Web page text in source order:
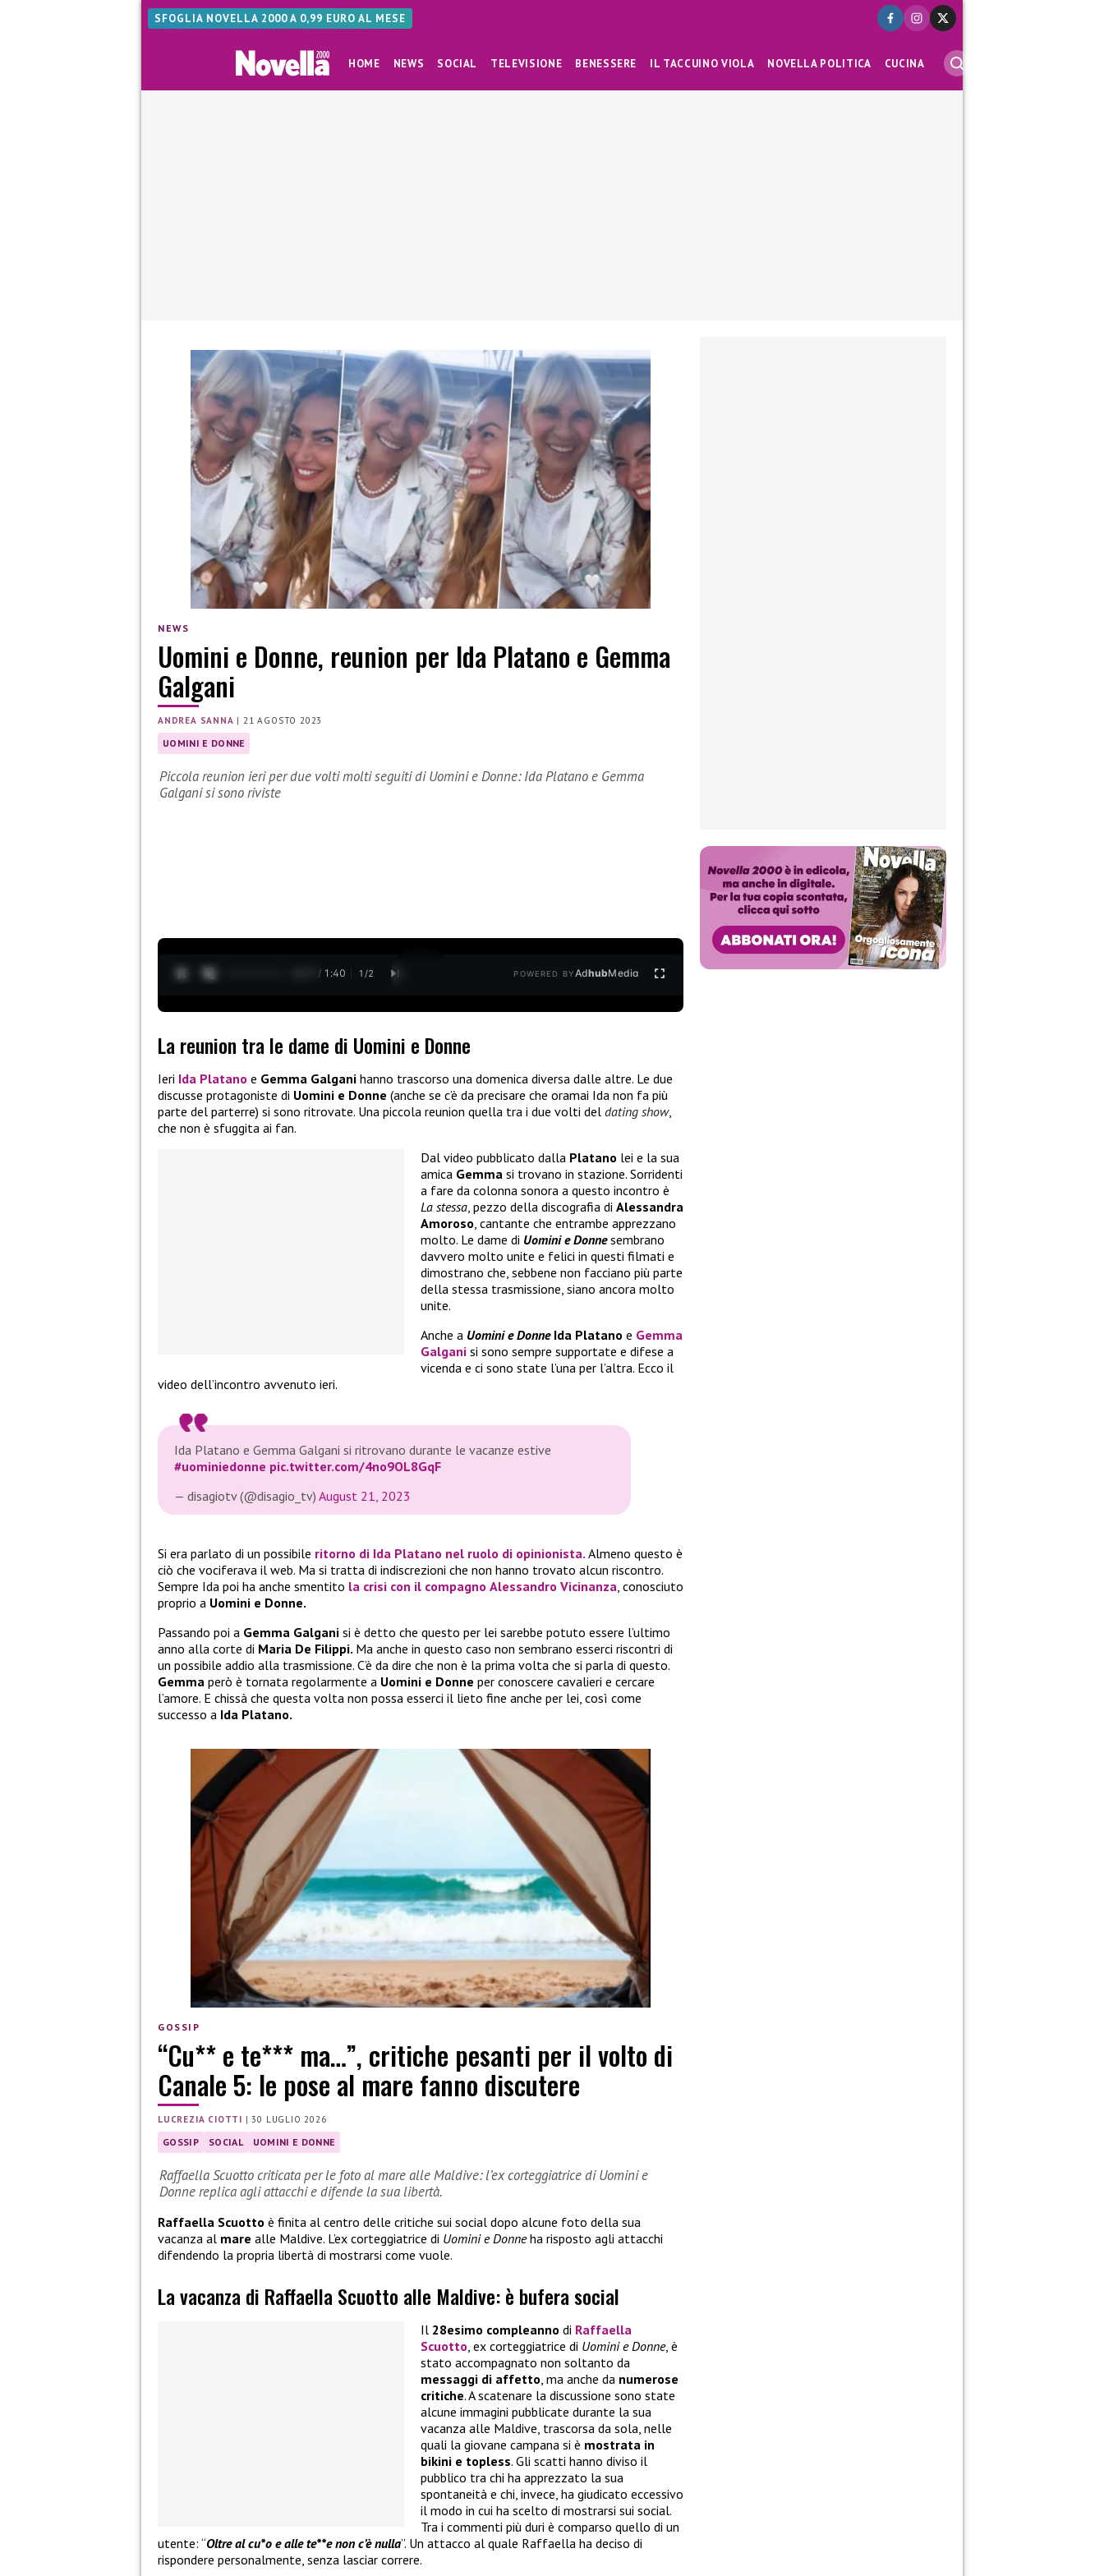
SFOGLIA NOVELLA 2000 A 0,99 EURO AL MESE
HOME NEWS SOCIAL TELEVISIONE BENESSERE IL TACCUINO VIOLA NOVELLA POLITICA CUCINA
NEWS
Uomini e Donne, reunion per Ida Platano e Gemma
Galgani
ANDREA SANNA |21 AGOSTO 2023
UOMINI E DONNE
Piccola reunion ieri per due volti molti seguiti di Uomini e Donne: Ida Platano e Gemma
Galgani si sono riviste
0:28 / 1:40 1 /2 POWERED BYAdhubMedia
La reunion tra le dame di Uomini e Donne
Ieri Ida Platano e Gemma Galgani hanno trascorso una domenica diversa dalle altre. Le due
discusse protagoniste di Uomini e Donne (anche se c’è da precisare che oramai Ida non fa più
parte del parterre) si sono ritrovate. Una piccola reunion quella tra i due volti del dating show,
che non è sfuggita ai fan.
Dal video pubblicato dalla Platano lei e la sua
amica Gemma si trovano in stazione. Sorridenti
a fare da colonna sonora a questo incontro è
La stessa, pezzo della discografia di Alessandra
Amoroso, cantante che entrambe apprezzano
molto. Le dame di Uomini e Donnesembrano
davvero molto unite e felici in questi filmati e
dimostrano che, sebbene non facciano più parte
della stessa trasmissione, siano ancora molto
unite.
Anche a Uomini e Donne Ida Platano e Gemma
Galgani si sono sempre supportate e difese a
vicenda e ci sono state l’una per l’altra. Ecco il
video dell’incontro avvenuto ieri.
Ida Platano e Gemma Galgani si ritrovano durante le vacanze estive
#uominiedonne pic.twitter.com/4no9OL8GqF
— disagiotv (@disagio_tv) August 21, 2023
Si era parlato di un possibile ritorno di Ida Platano nel ruolo di opinionista. Almeno questo è
ciò che vociferava il web. Ma si tratta di indiscrezioni che non hanno trovato alcun riscontro.
Sempre Ida poi ha anche smentito la crisi con il compagno Alessandro Vicinanza , conosciuto
proprio a Uomini e Donne.
Passando poi a Gemma Galgani si è detto che questo per lei sarebbe potuto essere l’ultimo
anno alla corte di Maria De Filippi. Ma anche in questo caso non sembrano esserci riscontri di
un possibile addio alla trasmissione. C’è da dire che non è la prima volta che si parla di questo.
Gemma però è tornata regolarmente a Uomini e Donne per conoscere cavalieri e cercare
l’amore. E chissà che questa volta non possa esserci il lieto fine anche per lei, così come
successo a Ida Platano.
GOSSIP
“Cu** e te*** ma…”, critiche pesanti per il volto di
Canale 5: le pose al mare fanno discutere
LUCREZIA CIOTTI |30 LUGLIO 2026
GOSSIP SOCIAL UOMINI E DONNE
Raffaella Scuotto criticata per le foto al mare alle Maldive: l’ex corteggiatrice di Uomini e
Donne replica agli attacchi e difende la sua libertà.
Raffaella Scuotto è finita al centro delle critiche sui social dopo alcune foto della sua
vacanza al mare alle Maldive. L’ex corteggiatrice di Uomini e Donneha risposto agli attacchi
difendendo la propria libertà di mostrarsi come vuole.
La vacanza di Raffaella Scuotto alle Maldive: è bufera social
Il 28esimo compleanno di Raffaella
Scuotto, ex corteggiatrice di Uomini e Donne, è
stato accompagnato non soltanto da
messaggi di affetto, ma anche da numerose
critiche. A scatenare la discussione sono state
alcune immagini pubblicate durante la sua
vacanza alle Maldive, trascorsa da sola, nelle
quali la giovane campana si è mostrata in
bikini e topless. Gli scatti hanno diviso il
pubblico tra chi ha apprezzato la sua
spontaneità e chi, invece, ha giudicato eccessivo
il modo in cui ha scelto di mostrarsi sui social.
Tra i commenti più duri è comparso quello di un
utente: “Oltre al cu*o e alle te**e non c’è nulla”. Un attacco al quale Raffaella ha deciso di
rispondere personalmente, senza lasciar correre.